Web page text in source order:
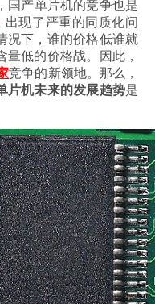
产单片机的竞争也是
出现了严重的同质化问
况下，谁的价格低谁就
低的价格战。因此，
竞争的新领地。那么，
片机未来的发展趋势是